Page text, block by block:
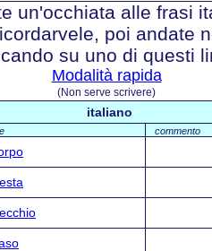
un'occhiata alle frasi
poi andate
su uno di questi
Modalità rapida
(Non serve scrivere)
italiano
commento